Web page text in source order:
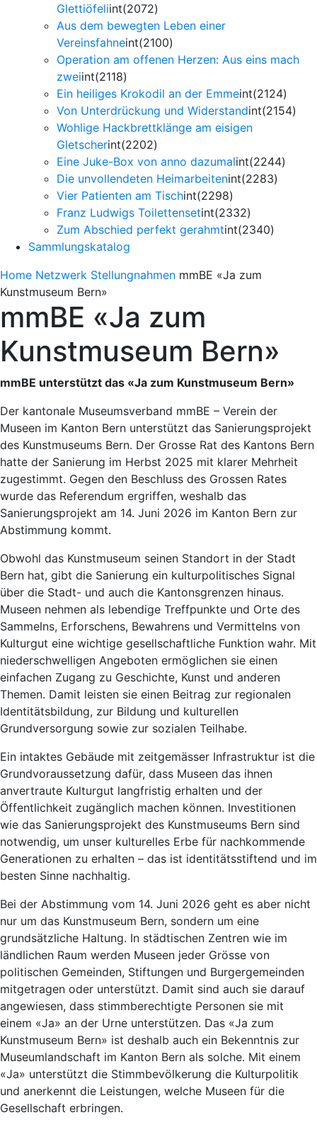
Glettiöfeliint(2072)
Aus dem bewegten Leben einer
Vereinsfahneint(2100)
Operation am offenen Herzen: Aus eins mach
zweiint(2118)
Ein heiliges Krokodil an der Emmeint(2124)
Von Unterdrückung und Widerstandint(2154)
Wohlige Hackbrettklänge am eisigen
Gletscherint(2202)
Eine Juke-Box von anno dazumalint(2244)
Die unvollendeten Heimarbeitenint(2283)
Vier Patienten am Tischint(2298)
Franz Ludwigs Toilettensetint(2332)
Zum Abschied perfekt gerahmtint(2340)
Sammlungskatalog
Home Netzwerk Stellungnahmen mmBE «Ja zum
Kunstmuseum Bern»
mmBE «Ja zum
Kunstmuseum Bern»
mmBE unterstützt das «Ja zum Kunstmuseum Bern»
Der kantonale Museumsverband mmBE – Verein der
Museen im Kanton Bern unterstützt das Sanierungsprojekt
des Kunstmuseums Bern. Der Grosse Rat des Kantons Bern
hatte der Sanierung im Herbst 2025 mit klarer Mehrheit
zugestimmt. Gegen den Beschluss des Grossen Rates
wurde das Referendum ergriffen, weshalb das
Sanierungsprojekt am 14. Juni 2026 im Kanton Bern zur
Abstimmung kommt.
Obwohl das Kunstmuseum seinen Standort in der Stadt
Bern hat, gibt die Sanierung ein kulturpolitisches Signal
über die Stadt- und auch die Kantonsgrenzen hinaus.
Museen nehmen als lebendige Treffpunkte und Orte des
Sammelns, Erforschens, Bewahrens und Vermittelns von
Kulturgut eine wichtige gesellschaftliche Funktion wahr. Mit
niederschwelligen Angeboten ermöglichen sie einen
einfachen Zugang zu Geschichte, Kunst und anderen
Themen. Damit leisten sie einen Beitrag zur regionalen
Identitätsbildung, zur Bildung und kulturellen
Grundversorgung sowie zur sozialen Teilhabe.
Ein intaktes Gebäude mit zeitgemässer Infrastruktur ist die
Grundvoraussetzung dafür, dass Museen das ihnen
anvertraute Kulturgut langfristig erhalten und der
Öffentlichkeit zugänglich machen können. Investitionen
wie das Sanierungsprojekt des Kunstmuseums Bern sind
notwendig, um unser kulturelles Erbe für nachkommende
Generationen zu erhalten – das ist identitätsstiftend und im
besten Sinne nachhaltig.
Bei der Abstimmung vom 14. Juni 2026 geht es aber nicht
nur um das Kunstmuseum Bern, sondern um eine
grundsätzliche Haltung. In städtischen Zentren wie im
ländlichen Raum werden Museen jeder Grösse von
politischen Gemeinden, Stiftungen und Burgergemeinden
mitgetragen oder unterstützt. Damit sind auch sie darauf
angewiesen, dass stimmberechtigte Personen sie mit
einem «Ja» an der Urne unterstützen. Das «Ja zum
Kunstmuseum Bern» ist deshalb auch ein Bekenntnis zur
Museumlandschaft im Kanton Bern als solche. Mit einem
«Ja» unterstützt die Stimmbevölkerung die Kulturpolitik
und anerkennt die Leistungen, welche Museen für die
Gesellschaft erbringen.